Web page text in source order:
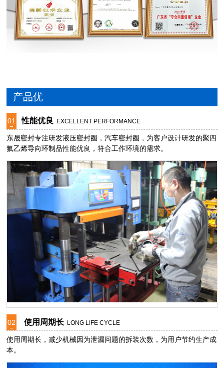
产品优
01 性能优良 EXCELLENT PERFORMANCE
东晟密封专注研发液压密封圈，汽车密封圈，为客户设计研发的聚四
氟乙烯导向环制品性能优良，符合工作环境的需求。
02 使用周期长 LONG LIFE CYCLE
使用周期长，减少机械因为泄漏问题的拆装次数，为用户节约生产成
本。